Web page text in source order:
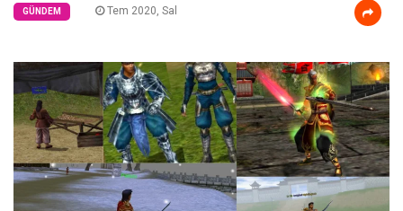
GÜNDEM Tem 2020, Sal